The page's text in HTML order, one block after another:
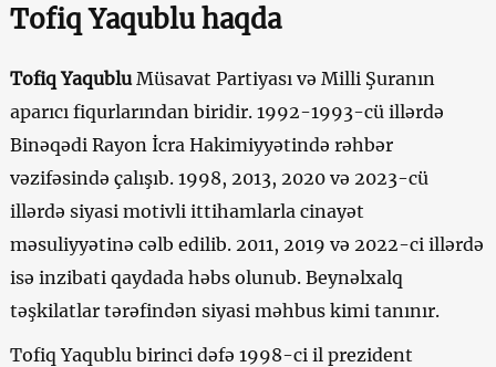
Tofiq Yaqublu haqda
Tofiq YaqubluMüsavat Partiyası və Milli Şuranın
aparıcı fiqurlarından biridir. 1992-1993-cü illərdə
Binəqədi Rayon İcra Hakimiyyətində rəhbər
vəzifəsində çalışıb. 1998, 2013, 2020 və 2023-cü
illərdə siyasi motivli ittihamlarla cinayət
məsuliyyətinə cəlb edilib. 2011, 2019 və 2022-ci illərdə
isə inzibati qaydada həbs olunub. Beynəlxalq
təşkilatlar tərəfindən siyasi məhbus kimi tanınır.
Tofiq Yaqublu birinci dəfə 1998-ci il prezident